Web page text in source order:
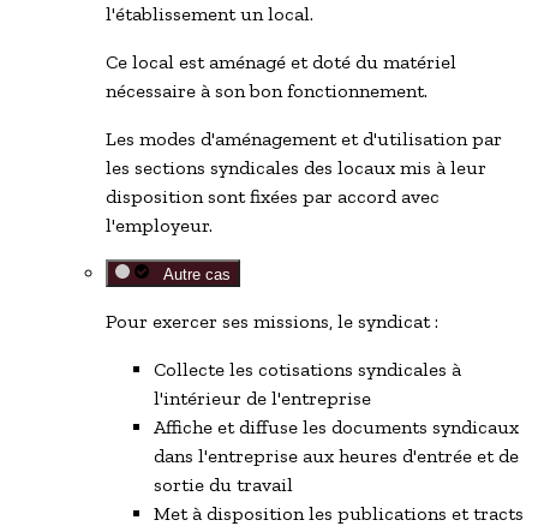
l'établissement un local.
Ce local est aménagé et doté du matériel
nécessaire à son bon fonctionnement.
Les modes d'aménagement et d'utilisation par
les sections syndicales des locaux mis à leur
disposition sont fixées par accord avec
l'employeur.
Autre cas
Pour exercer ses missions, le syndicat :
Collecte les cotisations syndicales à
l'intérieur de l'entreprise
Affiche et diffuse les documents syndicaux
dans l'entreprise aux heures d'entrée et de
sortie du travail
Met à disposition les publications et tracts